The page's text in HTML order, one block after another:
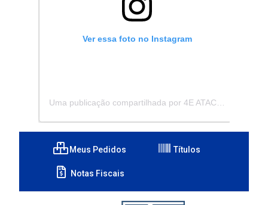
Ver essa foto no Instagram
Meus Pedidos Títulos
Notas Fiscais